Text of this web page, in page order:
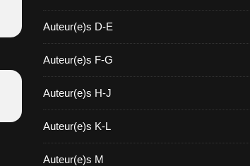
Auteur(e)s D-E
Auteur(e)s F-G
Auteur(e)s H-J
Auteur(e)s K-L
Auteur(e)s M